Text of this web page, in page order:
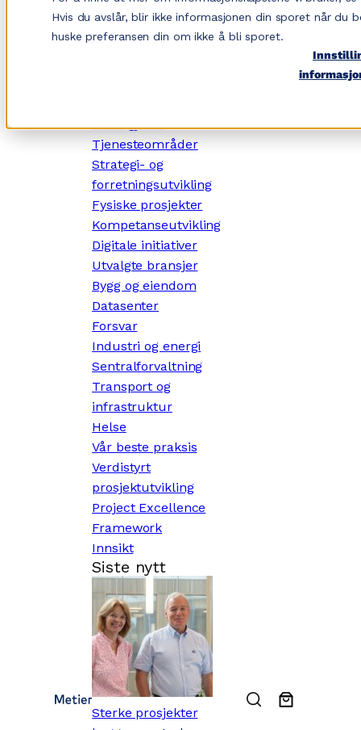
Hvis du avslår, blir ikke informasjonen din sporet når
huske preferansen din om ikke å bli sporet.
Dette gjør vi
Tjenesteområder
Strategi- og
forretningsutvikling
Fysiske prosjekter
Kompetanseutvikling
Digitale initiativer
Utvalgte bransjer
Bygg og eiendom
Datasenter
Forsvar
Industri og energi
Sentralforvaltning
Transport og
infrastruktur
Helse
Vår beste praksis
Verdistyrt
prosjektutvikling
Project Excellence
Framework
Innsikt
Siste nytt
Sterke prosjekter